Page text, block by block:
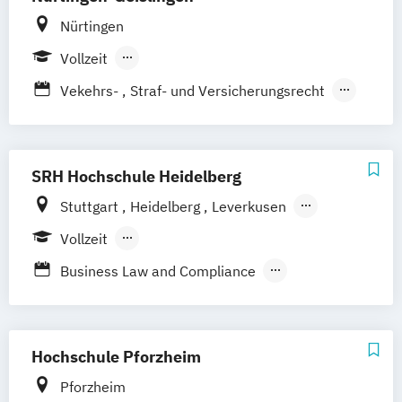
Mergers & Acquisitions
Process Management Consulting
Sanierungs- und Insolvenzmanagement
Nürtingen
Vollzeit
Berufsbegleitendes Präsenzstudium
Vekehrs-
Straf- und Versicherungsrecht
SRH Hochschule Heidelberg
Stuttgart Heidelberg
Leverkusen
Hamburg
Vollzeit
Berufsbegleitendes Präsenzstudium
Business Law and Compliance
Hochschule Pforzheim
Pforzheim